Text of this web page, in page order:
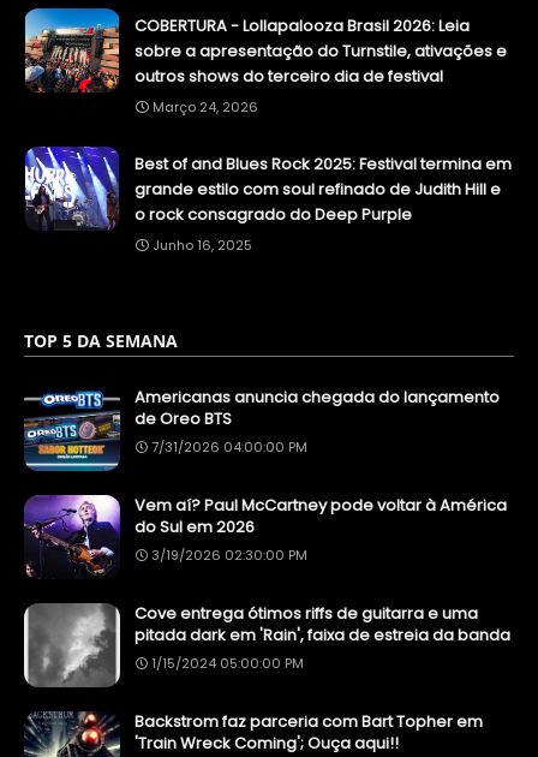
COBERTURA - Lollapalooza Brasil 2026: Leia
sobre a apresentação do Turnstile, ativações e
outros shows do terceiro dia de festival
Março 24, 2026
Best of and Blues Rock 2025: Festival termina em
grande estilo com soul refinado de Judith Hill e
o rock consagrado do Deep Purple
Junho 16, 2025
TOP 5 DA SEMANA
Americanas anuncia chegada do lançamento
de Oreo BTS
7/31/2026 04:00:00 PM
Vem aí? Paul McCartney pode voltar à América
do Sul em 2026
3/19/2026 02:30:00 PM
Cove entrega ótimos riffs de guitarra e uma
pitada dark em 'Rain', faixa de estreia da banda
1/15/2024 05:00:00 PM
Backstrom faz parceria com Bart Topher em
'Train Wreck Coming'; Ouça aqui!!